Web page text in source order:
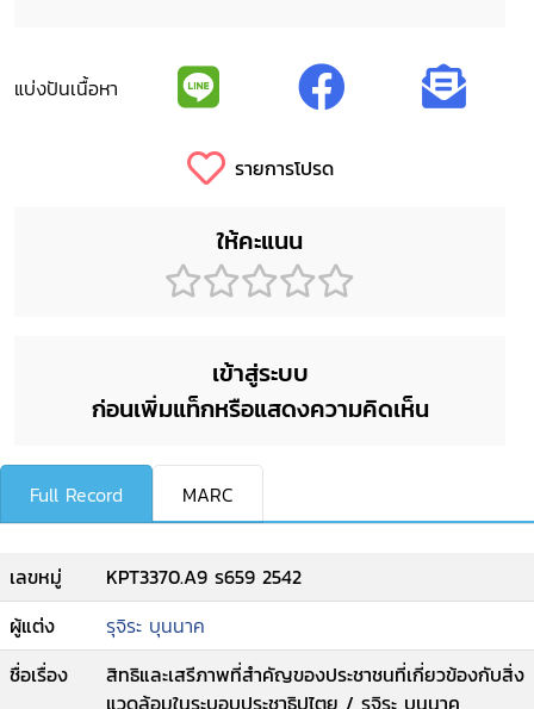
แบ่งปันเนื้อหา
รายการโปรด
ให้คะแนน
เข้าสู่ระบบ
ก่อนเพิ่มแท็กหรือแสดงความคิดเห็น
Full Record MARC
เลขหมู่
KPT3370.A9 ร659 2542
ผู้แต่ง
รุจิระ บุนนาค
ชื่อเรื่อง
สิทธิและเสรีภาพที่สำคัญของประชาชนที่เกี่ยวข้องกับสิ่ง
แวดล้อมในระบอบประชาธิปไตย / รุจิระ บุนนาค